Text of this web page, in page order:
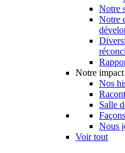
Notre
Notre
Notre impact
Nos
Salle
Nous
Voir tout